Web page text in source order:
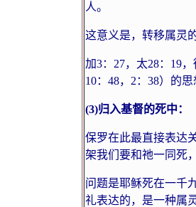
人。
这意义是，转移属灵
加3： 27，太28： 19，
10： 48， 2 ： 38）的思
(3)归入基督的死中：
保罗在此最直接表达
架我们要和祂一同死
问题是耶稣死在一千
礼表达的，是一种属